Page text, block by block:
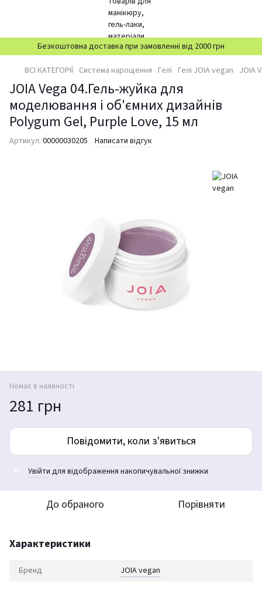
Безкоштовна доставка при замовленні від 2000 грн
ВСІ КАТЕГОРІЇ Система нарощення Гелі Гелі JOIA vegan JOIA
JOIA Vega 04.Гель-жуйка для
моделювання і об'ємних дизайнів
Polygum Gel, Purple Love, 15 мл
Артикул: 00000030205 Написати відгук
Немає в наявності
281 грн
Повідомити, коли з'явиться
Увійти для відображення накопичувальної знижки
До обраного Порівняти
Характеристики
Бренд JOIA vegan